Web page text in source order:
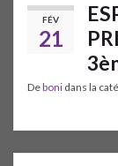
FÉV
21
Deboni dans la